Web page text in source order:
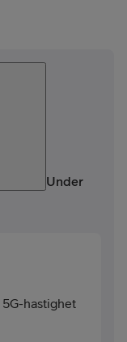
Under
5G-hastighet